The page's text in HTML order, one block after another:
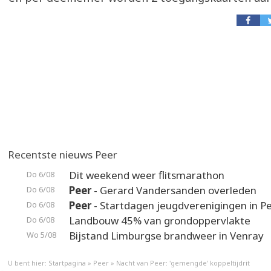
Recentste nieuws Peer
Do 6/08 Dit weekend weer flitsmarathon
Do 6/08 Peer- Gerard Vandersanden overleden
Do 6/08 Peer- Startdagen jeugdverenigingen in
Do 6/08 Landbouw 45% van grondoppervlakte
Wo 5/08 Bijstand Limburgse brandweer in Venray
U bent hier: Startpagina » Peer » Nacht van Peer: 'gemengde' koppeltijdrit